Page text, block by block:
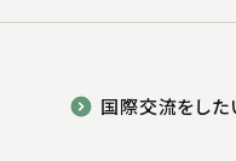
国際交流をした